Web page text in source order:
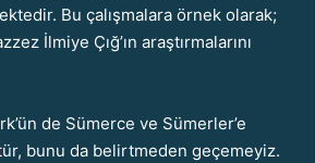
Bu çalışmalara örnek olarak;
İlmiye Çığ’ın araştırmalarını
de Sümerce ve Sümerler’e
bunu da belirtmeden geçemeyiz.